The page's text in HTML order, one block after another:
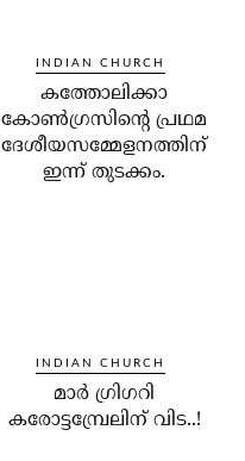
INDIAN CHURCH
കത്തോലിക്കാ
കോണ്‍ഗ്രസിന്റെ പ്രഥമ
ദേശീയസമ്മേളനത്തിന്
ഇന്ന് തുടക്കം.
INDIAN CHURCH
മാര്‍ ഗ്രിഗറി
കരോട്ടമ്പ്രേലിന് വിട..!